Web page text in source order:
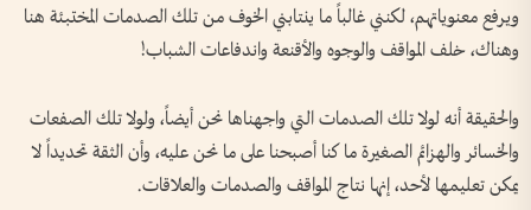
ويرفع معنوياتهم، لكنني غالباً ما ينتابني الخوف من تلك الصدمات المختبئة هنا
وهناك، خلف المواقف والوجوه والأقنعة واندفاعات الشباب!
والحقيقة أنه لولا تلك الصدمات التي واجهناها نحن أيضاً، ولولا تلك الصفعات
والخسائر والهزائم الصغيرة ما كنا أصبحنا على ما نحن عليه، وأن الثقة تحديداً لا
يمكن تعليمها لأحد، إنها نتاج المواقف والصدمات والعلاقات.